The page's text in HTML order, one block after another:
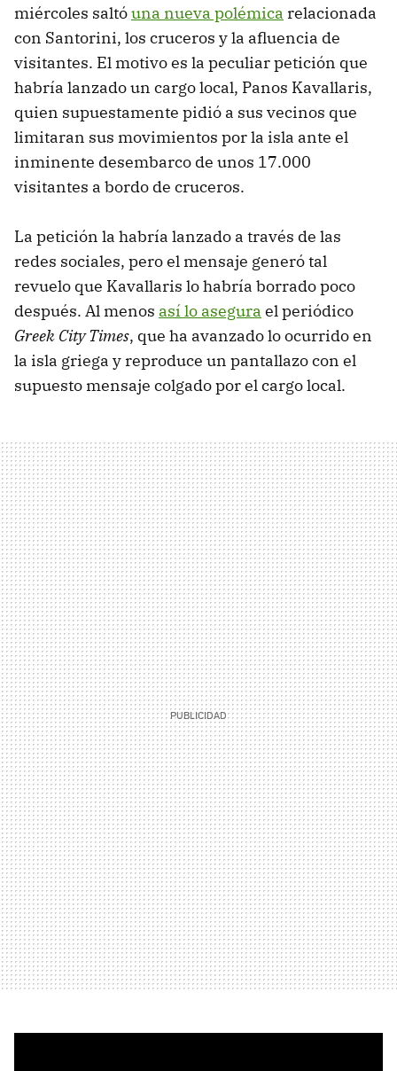
miércoles saltóuna nueva polémica relacionada
con Santorini, los cruceros y la afluencia de
visitantes. El motivo es la peculiar petición que
habría lanzado un cargo local, Panos Kavallaris,
quien supuestamente pidió a sus vecinos que
limitaran sus movimientos por la isla ante el
inminente desembarco de unos 17.000
visitantes a bordo de cruceros.
La petición la habría lanzado a través de las
redes sociales, pero el mensaje generó tal
revuelo que Kavallaris lo habría borrado poco
después. Al menos así lo asegura el periódico
Greek City Times, que ha avanzado lo ocurrido en
la isla griega y reproduce un pantallazo con el
supuesto mensaje colgado por el cargo local.